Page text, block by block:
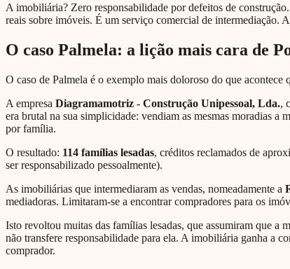
A imobiliária? Zero responsabilidade por defeitos de
reais sobre imóveis. É um serviço comercial de intermediação.
O caso Palmela: a lição mais cara de
O caso de Palmela é o exemplo mais doloroso do que acontece
A empresa Diagramamotriz - Construção Unipessoal, Lda.,
era brutal na sua simplicidade: vendiam as mesmas moradias a
por família.
O resultado: 114 famílias lesadas, créditos reclamados de
ser responsabilizado pessoalmente).
As imobiliárias que intermediaram as vendas, nomeadamente a
mediadoras. Limitaram-se a encontrar compradores para os
Isto revoltou muitas das famílias lesadas, que assumiram que
não transfere responsabilidade para ela. A imobiliária ganha a
comprador.